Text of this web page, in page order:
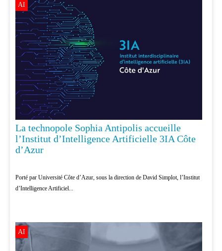
AI
La technopole Sophia Antipolis accueille
l’Institut d’Intelligence Artificielle 3IA Côte
d’Azur
Porté par Université Côte d’Azur, sous la direction de David Simplot, l’Institut
d’Intelligence Artificiel...
AI